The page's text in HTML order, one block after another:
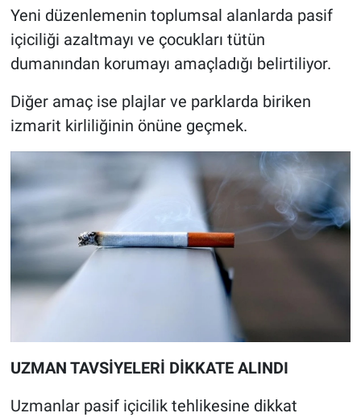
Yeni düzenlemenin toplumsal alanlarda pasif
içiciliği azaltmayı ve çocukları tütün
dumanından korumayı amaçladığı belirtiliyor.
Diğer amaç ise plajlar ve parklarda biriken
izmarit kirliliğinin önüne geçmek.
UZMAN TAVSİYELERİ DİKKATE ALINDI
Uzmanlar pasif içicilik tehlikesine dikkat